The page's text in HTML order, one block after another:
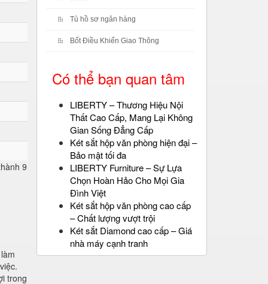
9
trong
Tủ hồ sơ ngân hàng
Bốt Điều Khiển Giao Thông
Có thể bạn quan tâm
LIBERTY – Thương Hiệu Nội
Thất Cao Cấp, Mang Lại Không
Gian Sống Đẳng Cấp
Két sắt hộp văn phòng hiện đại –
Bảo mật tối đa
LIBERTY Furniture – Sự Lựa
Chọn Hoàn Hảo Cho Mọi Gia
Đình Việt
Két sắt hộp văn phòng cao cấp
– Chất lượng vượt trội
Két sắt Diamond cao cấp – Giá
nhà máy cạnh tranh